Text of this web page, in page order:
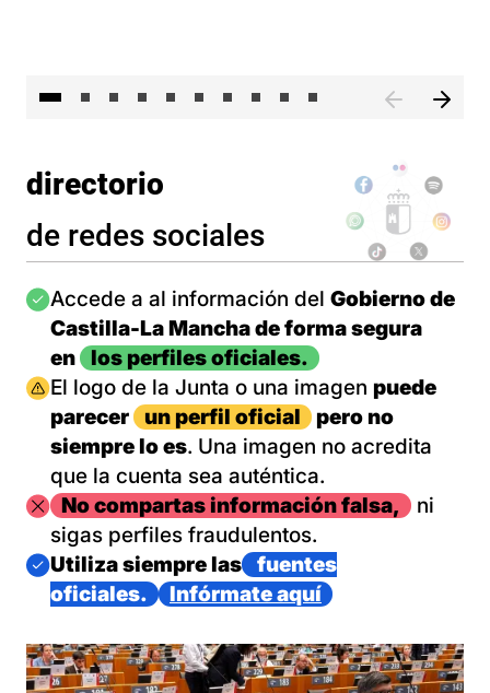
directorio
de redes sociales
Imagen
Accede a al información del Gobierno de
Castilla-La Mancha de forma segura
en
los perfiles oficiales.
Imagen
El logo de la Junta o una imagen puede
parecer
un perfil oficial
pero no
siempre lo es. Una imagen no acredita
que la cuenta sea auténtica.
ImagenNo compartas información falsa,
ni
sigas perfiles fraudulentos.
Imagen
Utiliza siempre las
fuentes
oficiales.
Infórmate aquí